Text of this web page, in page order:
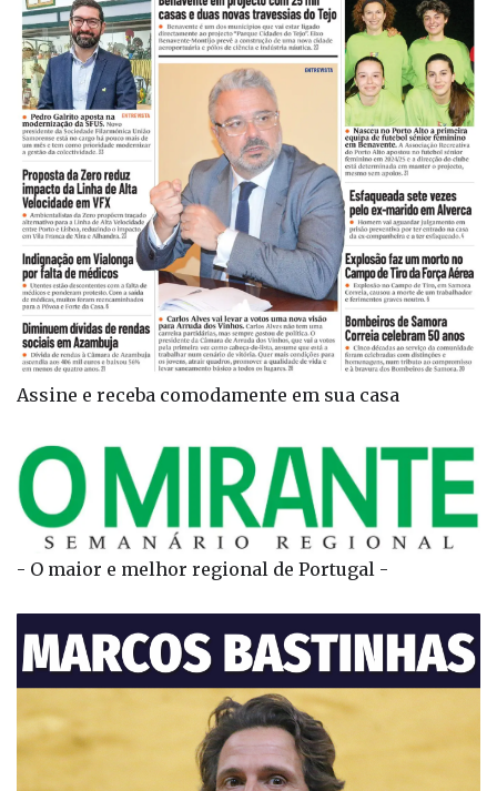
Assine e receba comodamente em sua casa
- O maior e melhor regional de Portugal -